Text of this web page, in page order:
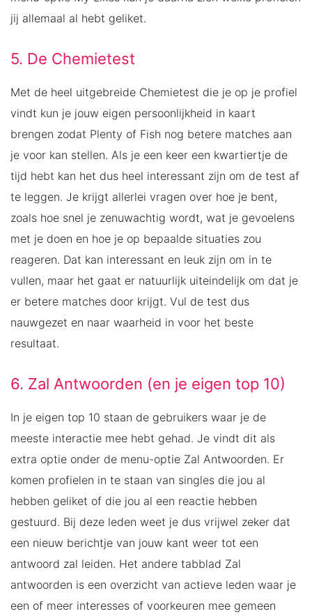
jij allemaal al hebt geliket.
5. De Chemietest
Met de heel uitgebreide Chemietest die je op je profiel
vindt kun je jouw eigen persoonlijkheid in kaart
brengen zodat Plenty of Fish nog betere matches aan
je voor kan stellen. Als je een keer een kwartiertje de
tijd hebt kan het dus heel interessant zijn om de test af
te leggen. Je krijgt allerlei vragen over hoe je bent,
zoals hoe snel je zenuwachtig wordt, wat je gevoelens
met je doen en hoe je op bepaalde situaties zou
reageren. Dat kan interessant en leuk zijn om in te
vullen, maar het gaat er natuurlijk uiteindelijk om dat je
er betere matches door krijgt. Vul de test dus
nauwgezet en naar waarheid in voor het beste
resultaat.
6. Zal Antwoorden (en je eigen top 10)
In je eigen top 10 staan de gebruikers waar je de
meeste interactie mee hebt gehad. Je vindt dit als
extra optie onder de menu-optie Zal Antwoorden. Er
komen profielen in te staan van singles die jou al
hebben geliket of die jou al een reactie hebben
gestuurd. Bij deze leden weet je dus vrijwel zeker dat
een nieuw berichtje van jouw kant weer tot een
antwoord zal leiden. Het andere tabblad Zal
antwoorden is een overzicht van actieve leden waar je
een of meer interesses of voorkeuren mee gemeen